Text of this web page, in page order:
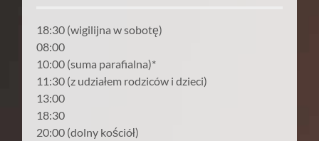
18:30 (wigilijna w sobotę)
08:00
10:00 (suma parafialna)*
11:30 (z udziałem rodziców i dzieci)
13:00
18:30
20:00 (dolny kościół)